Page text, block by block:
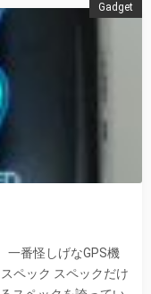
Gadget
一番怪しげなGPS機
ペック スペックだけ